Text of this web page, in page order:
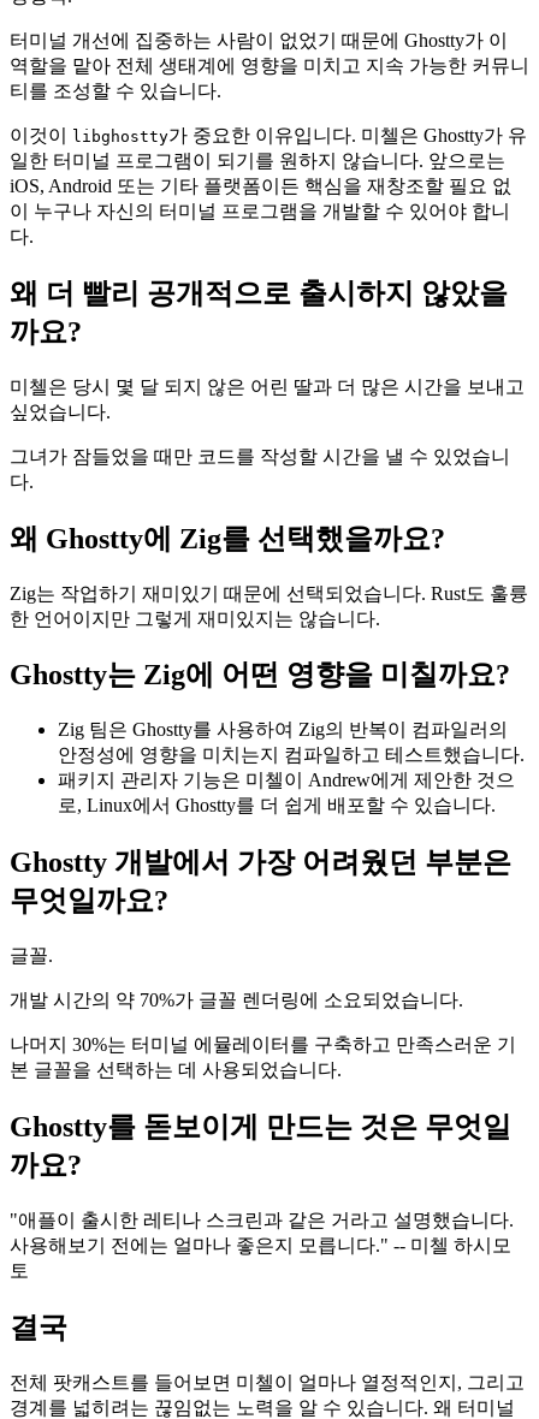
터미널 개선에 집중하는 사람이 없었기 때문에 Ghostty가 이
역할을 맡아 전체 생태계에 영향을 미치고 지속 가능한 커뮤니
티를 조성할 수 있습니다.
이것이 libghostty가 중요한 이유입니다. 미첼은 Ghostty가 유
일한 터미널 프로그램이 되기를 원하지 않습니다. 앞으로는
iOS, Android 또는 기타 플랫폼이든 핵심을 재창조할 필요 없
이 누구나 자신의 터미널 프로그램을 개발할 수 있어야 합니
다.
왜 더 빨리 공개적으로 출시하지 않았을
까요?
미첼은 당시 몇 달 되지 않은 어린 딸과 더 많은 시간을 보내고
싶었습니다.
그녀가 잠들었을 때만 코드를 작성할 시간을 낼 수 있었습니
다.
왜 Ghostty에 Zig를 선택했을까요?
Zig는 작업하기 재미있기 때문에 선택되었습니다. Rust도 훌륭
한 언어이지만 그렇게 재미있지는 않습니다.
Ghostty는 Zig에 어떤 영향을 미칠까요?
Zig 팀은 Ghostty를 사용하여 Zig의 반복이 컴파일러의
안정성에 영향을 미치는지 컴파일하고 테스트했습니다.
패키지 관리자 기능은 미첼이 Andrew에게 제안한 것으
로, Linux에서 Ghostty를 더 쉽게 배포할 수 있습니다.
Ghostty 개발에서 가장 어려웠던 부분은
무엇일까요?
글꼴.
개발 시간의 약 70%가 글꼴 렌더링에 소요되었습니다.
나머지 30%는 터미널 에뮬레이터를 구축하고 만족스러운 기
본 글꼴을 선택하는 데 사용되었습니다.
Ghostty를 돋보이게 만드는 것은 무엇일
까요?
"애플이 출시한 레티나 스크린과 같은 거라고 설명했습니다.
사용해보기 전에는 얼마나 좋은지 모릅니다." -- 미첼 하시모
토
결국
전체 팟캐스트를 들어보면 미첼이 얼마나 열정적인지, 그리고
경계를 넓히려는 끊임없는 노력을 알 수 있습니다. 왜 터미널